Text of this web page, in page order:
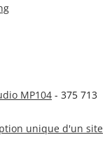
MP104 - 375 713
unique d'un site